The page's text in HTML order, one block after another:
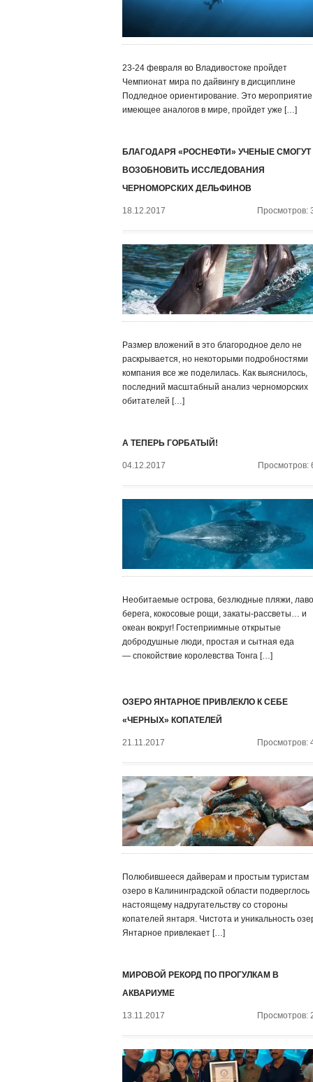
23-24 февраля во Владивостоке пройдет
Чемпионат мира по дайвингу в дисциплине
Подледное ориентирование. Это
имеющее аналогов в мире, пройдет уже […]
БЛАГОДАРЯ «РОСНЕФТИ» УЧЕНЫЕ СМОГУТ
ВОЗОБНОВИТЬ ИССЛЕДОВАНИЯ
ЧЕРНОМОРСКИХ ДЕЛЬФИНОВ
18.12.2017 Просмотров:
Размер вложений в это благородное дело не
раскрывается, но некоторыми подробностями
компания все же поделилась. Как выяснилось,
последний масштабный анализ черноморских
обитателей […]
А ТЕПЕРЬ ГОРБАТЫЙ!
04.12.2017 Просмотров:
Необитаемые острова, безлюдные пляжи,
берега, кокосовые рощи, закаты-рассветы… и
океан вокруг! Гостеприимные открытые
добродушные люди, простая и сытная еда
— спокойствие королевства Тонга […]
ОЗЕРО ЯНТАРНОЕ ПРИВЛЕКЛО К СЕБЕ
«ЧЕРНЫХ» КОПАТЕЛЕЙ
21.11.2017 Просмотров:
Полюбившееся дайверам и простым туристам
озеро в Калининградской области подверглось
настоящему надругательству со стороны
копателей янтаря. Чистота и уникальность
Янтарное привлекает […]
МИРОВОЙ РЕКОРД ПО ПРОГУЛКАМ В
АКВАРИУМЕ
13.11.2017 Просмотров: